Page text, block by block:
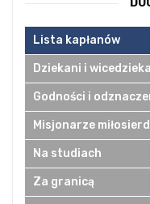
Lista kapłanów
Dziekani i
Godności i
Misjonarze
Na studiach
Za granicą